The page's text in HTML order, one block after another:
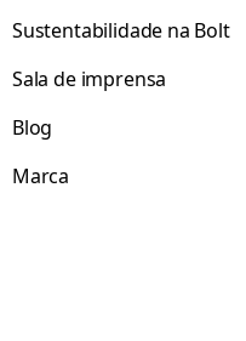
Sustentabilidade na Bolt
Sala de imprensa
Blog
Marca